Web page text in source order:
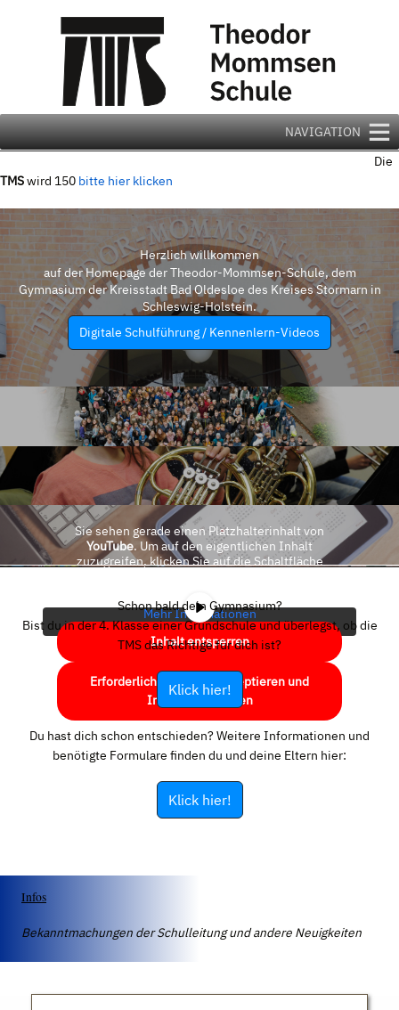
NAVIGATION
Die
TMSwird 150 bitte hier klicken
Herzlich willkommen
auf der Homepage der Theodor-Mommsen-Schule, dem
Gymnasium der Kreisstadt Bad Oldesloe des Kreises Stormarn in
Schleswig-Holstein.
Digitale Schulführung / Kennenlern-Videos
Sie sehen gerade einen Platzhalterinhalt von
YouTube. Um auf den eigentlichen Inhalt
zuzugreifen, klicken Sie auf die Schaltfläche
Mehr Informationen
Inhalt entsperren
Erforderlichen Service akzeptieren und
Inhalte entsperren
Schon bald dein Gymnasium?
Bist du in der 4. Klasse einer Grundschule und überlegst, ob die
TMS das Richtige für dich ist?
Klick hier!
Du hast dich schon entschieden? Weitere Informationen und
benötigte Formulare finden du und deine Eltern hier:
Klick hier!
Infos
Bekanntmachungen der Schulleitung und andere Neuigkeiten